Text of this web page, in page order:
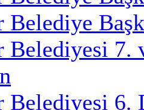
Belediye
Belediyesi 7.
Belediyesi 6.